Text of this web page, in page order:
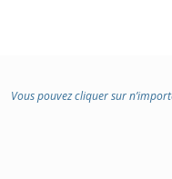
Vous pouvez cliquer sur